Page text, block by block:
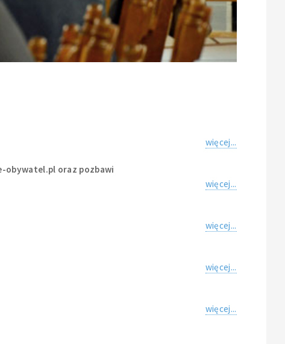
więcej...
obywatel.pl oraz pozbawi
więcej...
więcej...
więcej...
więcej...